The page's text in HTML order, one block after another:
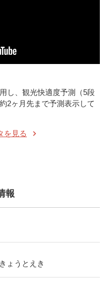
し、観光快適度予測（5段
2ヶ月先まで予測表示して
を見る
報
ょうとえき